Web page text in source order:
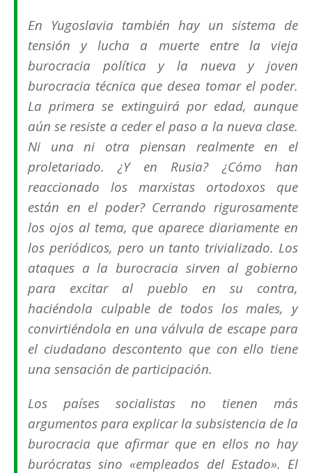
En Yugoslavia también hay un sistema de
tensión y lucha a muerte entre la vieja
burocracia política y la nueva y joven
burocracia técnica que desea tomar el poder.
La primera se extinguirá por edad, aunque
aún se resiste a ceder el paso a la nueva clase.
Ni una ni otra piensan realmente en el
proletariado. ¿Y en Rusia? ¿Cómo han
reaccionado los marxistas ortodoxos que
están en el poder? Cerrando rigurosamente
los ojos al tema, que aparece diariamente en
los periódicos, pero un tanto trivializado. Los
ataques a la burocracia sirven al gobierno
para excitar al pueblo en su contra,
haciéndola culpable de todos los males, y
convirtiéndola en una válvula de escape para
el ciudadano descontento que con ello tiene
una sensación de participación.
Los países socialistas no tienen más
argumentos para explicar la subsistencia de la
burocracia que afirmar que en ellos no hay
burócratas sino «empleados del Estado». El